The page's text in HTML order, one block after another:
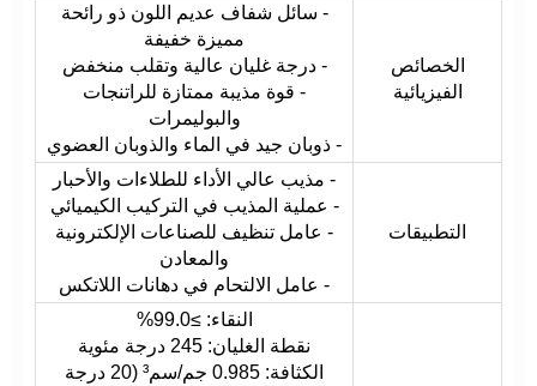
الخصائص
الفيزيائية
- سائل شفاف عديم اللون ذو رائحة
مميزة خفيفة
- درجة غليان عالية وتقلب منخفض
- قوة مذيبة ممتازة للراتنجات
والبوليمرات
- ذوبان جيد في الماء والذوبان العضوي
التطبيقات
- مذيب عالي الأداء للطلاءات والأحبار
- عملية المذيب في التركيب الكيميائي
- عامل تنظيف للصناعات الإلكترونية
والمعادن
- عامل الالتحام في دهانات اللاتكس
النقاء: ≥99.0%
نقطة الغليان: 245 درجة مئوية
الكثافة: 0.985 جم/سم³ (20 درجة